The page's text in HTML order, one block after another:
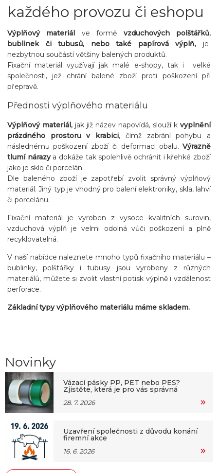
každého provozu či eshopu
Výplňový materiál ve formě vzduchových polštářků,
bublinek či tubusů, nebo také papírová výplň, je
nezbytnou součástí většiny balených produktů.
Fixační materiál využívají jak malé e-shopy, tak i velké
společnosti, jež chrání balené zboží proti poškození při
přepravě.
Přednosti výplňového materiálu
Výplňový materiál, jak již název napovídá, slouží k vyplnění
prázdného prostoru v krabici, čímž zabrání pohybu a
následnému poškození zboží či deformaci obalu. Výrazně
tlumí nárazy a dokáže tak spolehlivě ochránit i křehké zboží
jako je sklo či porcelán.
Dle baleného zboží je zapotřebí zvolit správný výplňový
materiál. Jiný typ je vhodný pro balení elektroniky, skla, lahví
či porcelánu.
Fixační materiál je vyroben z vysoce kvalitních surovin,
vzduchová výplň je velmi odolná vůči poškození a plně
recyklovatelná.
V naší nabídce naleznete mnoho typů fixačního materiálu –
bublinky, polštářky i tubusy jsou vyrobeny z různých
materiálů, můžete si zvolit vlastní potisk výplně i vzdálenost
perforace.
Základní typy výplňového materiálu máme skladem.
Novinky
Vázací pásky PP, PET nebo PES?
Zjistěte, která je pro vás správná
28. 7. 2026
Uzavření společnosti z důvodu konání
firemní akce
16. 6. 2026